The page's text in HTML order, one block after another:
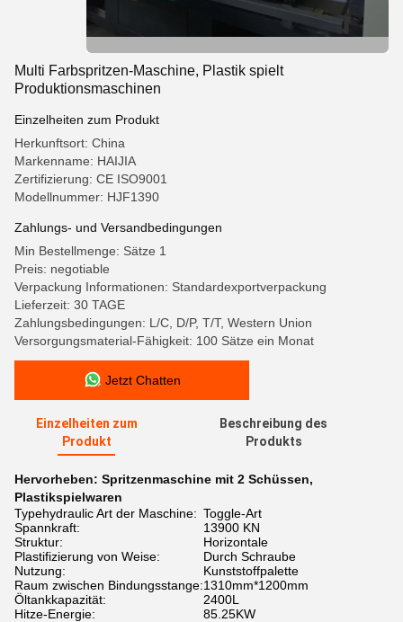
Multi Farbspritzen-Maschine, Plastik spielt
Produktionsmaschinen
Einzelheiten zum Produkt
Herkunftsort: China
Markenname: HAIJIA
Zertifizierung: CE ISO9001
Modellnummer: HJF1390
Zahlungs- und Versandbedingungen
Min Bestellmenge: Sätze 1
Preis: negotiable
Verpackung Informationen: Standardexportverpackung
Lieferzeit: 30 TAGE
Zahlungsbedingungen: L/C, D/P, T/T, Western Union
Versorgungsmaterial-Fähigkeit: 100 Sätze ein Monat
Jetzt Chatten
Einzelheiten zum
Produkt
Beschreibung des
Produkts
Hervorheben: Spritzenmaschine mit 2 Schüssen,
Plastikspielwaren
Typehydraulic Art der Maschine: Toggle-Art
Spannkraft:
13900 KN
Struktur:
Horizontale
Plastifizierung von Weise:
Durch Schraube
Nutzung:
Kunststoffpalette
Raum zwischen Bindungsstange:1310mm*1200mm
Öltankkapazität:
2400L
Hitze-Energie:
85.25KW